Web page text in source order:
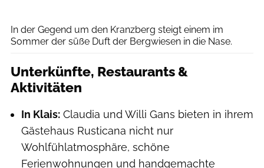
In der Gegend um den Kranzberg steigt einem im
Sommer der süße Duft der Bergwiesen in die Nase.
Unterkünfte, Restaurants &
Aktivitäten
In Klais: Claudia und Willi Gans bieten in ihrem
Gästehaus Rusticana nicht nur
Wohlfühlatmosphäre, schöne
Ferienwohnungen und handgemachte